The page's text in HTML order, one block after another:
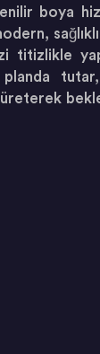
boya
titizlikle
tutar,